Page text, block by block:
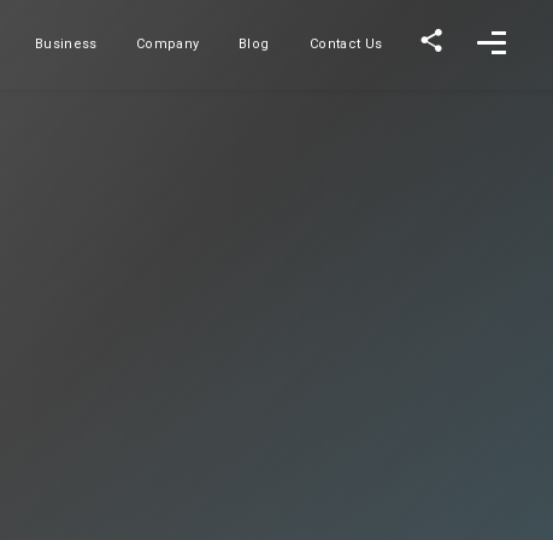
Business
事業内容 Company
会社概要 Blog
ブログ Contact Us
お問い合わせ